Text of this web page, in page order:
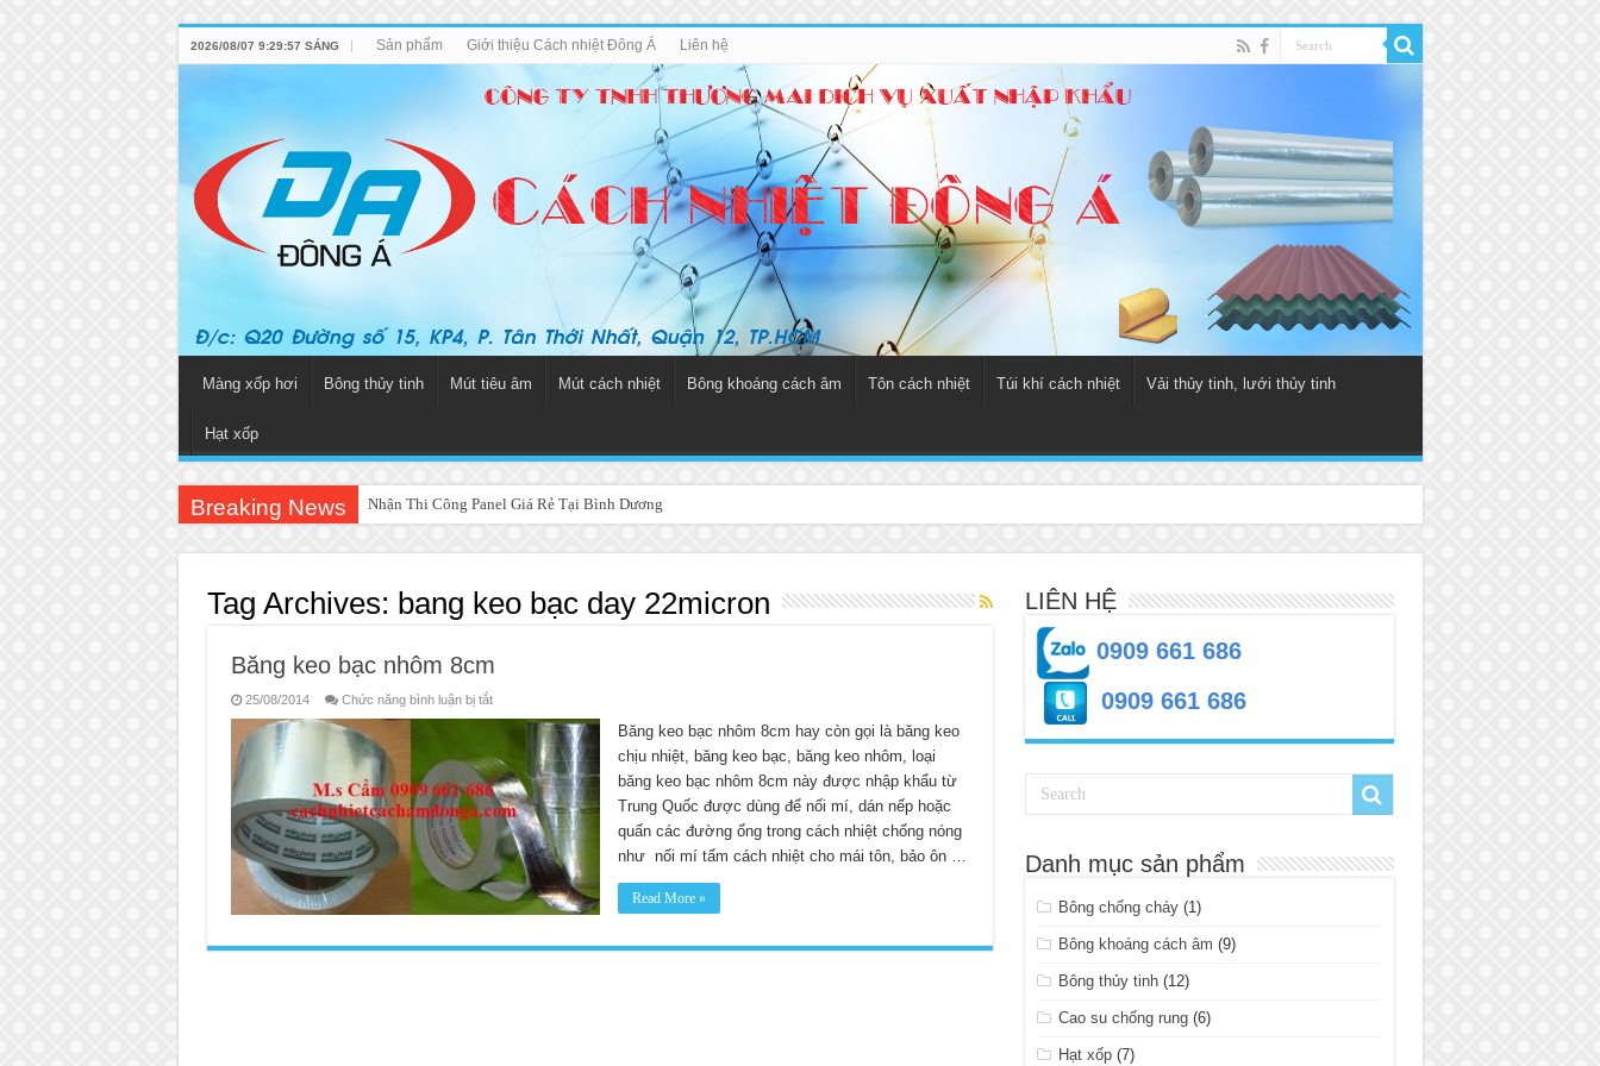
2026/08/07 9:29:57 SÁNG Sản phẩm Giới thiệu Cách nhiệt Đông Á Liên hệ
Màng xốp hơi Bông thủy tinh Mút tiêu âm Mút cách nhiệt Bông khoáng cách âm Tôn cách nhiệt Túi khí cách nhiệt Vải thủy tinh, lưới thủy tinh
Hạt xốp
Breaking News Nhận Thi Công Panel Giá Rẻ Tại Bình Dương
Tag Archives: bang keo bạc day 22micron
Băng keo bạc nhôm 8cm
25/08/2014 Chức năng bình luận bị tắtở
nhôm
8cm
Băng keo bạc nhôm 8cm hay còn gọi là băng keo
chịu nhiệt, băng keo bạc, băng keo nhôm, loại
băng keo bạc nhôm 8cm này được nhập khẩu từ
Trung Quốc được dùng để nối mí, dán nếp hoặc
quấn các đường ống trong cách nhiệt chống nóng
như nối mí tấm cách nhiệt cho mái tôn, bảo ôn …
Read More »
LIÊN HỆ
0909 661 686
0909 661 686
Danh mục sản phẩm
Bông chống cháy (1)
Bông khoáng cách âm (9)
Bông thủy tinh (12)
Cao su chống rung (6)
Hạt xốp (7)